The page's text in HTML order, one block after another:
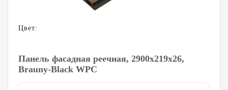
Цвет:
Панель фасадная реечная, 2900х219х26,
Brauny-Black WPC